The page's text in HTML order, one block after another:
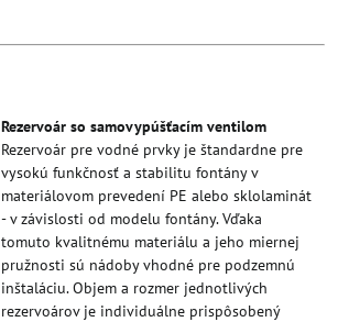
Rezervoár so samovypúšťacím ventilom
Rezervoár pre vodné prvky je štandardne pre
vysokú funkčnosť a stabilitu fontány v
materiálovom prevedení PE alebo sklolaminát
- v závislosti od modelu fontány. Vďaka
tomuto kvalitnému materiálu a jeho miernej
pružnosti sú nádoby vhodné pre podzemnú
inštaláciu. Objem a rozmer jednotlivých
rezervoárov je individuálne prispôsobený